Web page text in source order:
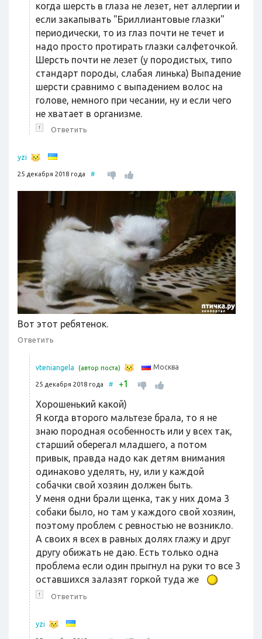
когда шерсть в глаза не лезет, нет аллергии и
если закапывать "Бриллиантовые глазки"
периодически, то из глаз почти не течет и
надо просто протирать глазки салфеточкой.
Шерсть почти не лезет (у породистых, типо
стандарт породы, слабая линька) Выпадение
шерсти сравнимо с выпадением волос на
голове, немного при чесании, ну и если чего
не хватает в организме.
↑ Ответить
yzi
25 декабря 2018 года #
Вот этот ребятенок.
Ответить
vteniangela (автор поста) Москва
25 декабря 2018 года # +1
Хорошенький какой)
Я когда второго мальтезе брала, то я не
знаю породная особенность или у всех так,
старший оберегал младшего, а потом
привык, правда надо как детям внимания
одинаково уделять, ну, или у каждой
собачки свой хозяин должен быть.
У меня одни брали щенка, так у них дома 3
собаки было, но там у каждого свой хозяин,
поэтому проблем с ревностью не возникло.
А своих я всех в равных долях глажу и друг
другу обижать не даю. Есть только одна
проблема если один прыгнул на руки то все 3
оставшихся залазят горкой туда же
↑ Ответить
yzi